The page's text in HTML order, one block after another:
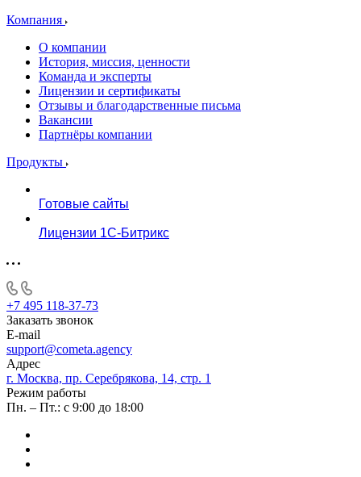
Компания
О компании
История, миссия, ценности
Команда и эксперты
Лицензии и сертификаты
Отзывы и благодарственные письма
Вакансии
Партнёры компании
Продукты
Готовые сайты
Лицензии 1С-Битрикс
+7 495 118-37-73
Заказать звонок
E-mail
support@cometa.agency
Адрес
г. Москва, пр. Серебрякова, 14, стр. 1
Режим работы
Пн. – Пт.: с 9:00 до 18:00